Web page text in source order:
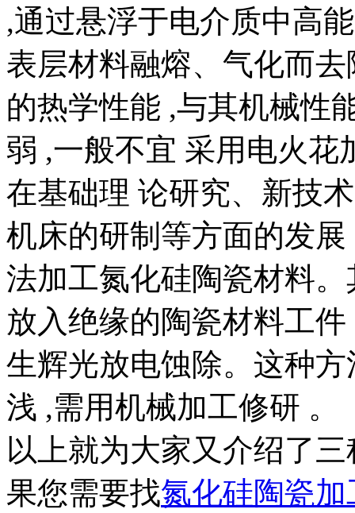
,通过悬浮于电介质中高
表层材料融熔、气化而
的热学性能 ,与其机械性
弱 ,一般不宜 采用电火
在基础理 论研究、新技
机床的研制等方面的发
法加工氮化硅陶瓷材料
放入绝缘的陶瓷材料工
生辉光放电蚀除。这种
浅 ,需用机械加工修研 。
以上就为大家又介绍了三
果您需要找氮化硅陶瓷加